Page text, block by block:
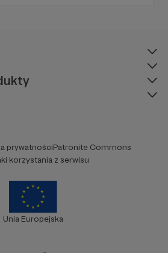
prywatnościPatronite Commons
korzystania z serwisu
Unia Europejska